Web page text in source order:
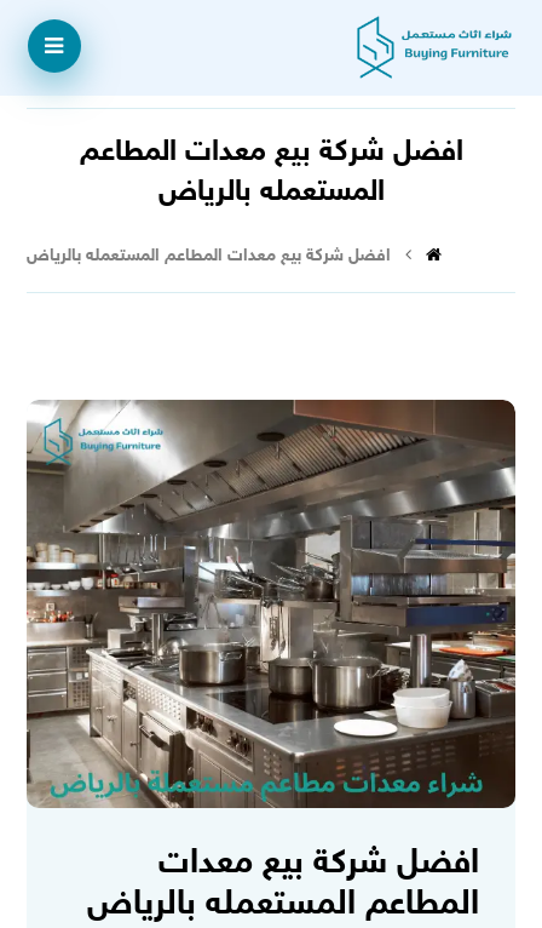
افضل شركة بيع معدات المطاعم
المستعمله بالرياض
افضل شركة بيع معدات المطاعم المستعمله بالرياض
افضل شركة بيع معدات
المطاعم المستعمله بالرياض